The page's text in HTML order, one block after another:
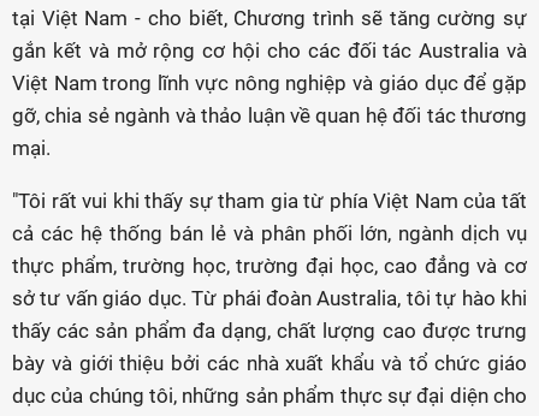
tại Việt Nam - cho biết, Chương trình sẽ tăng cường sự
gắn kết và mở rộng cơ hội cho các đối tác Australia và
Việt Nam trong lĩnh vực nông nghiệp và giáo dục để gặp
gỡ, chia sẻ ngành và thảo luận về quan hệ đối tác thương
mại.
"Tôi rất vui khi thấy sự tham gia từ phía Việt Nam của tất
cả các hệ thống bán lẻ và phân phối lớn, ngành dịch vụ
thực phẩm, trường học, trường đại học, cao đẳng và cơ
sở tư vấn giáo dục. Từ phái đoàn Australia, tôi tự hào khi
thấy các sản phẩm đa dạng, chất lượng cao được trưng
bày và giới thiệu bởi các nhà xuất khẩu và tổ chức giáo
dục của chúng tôi, những sản phẩm thực sự đại diện cho